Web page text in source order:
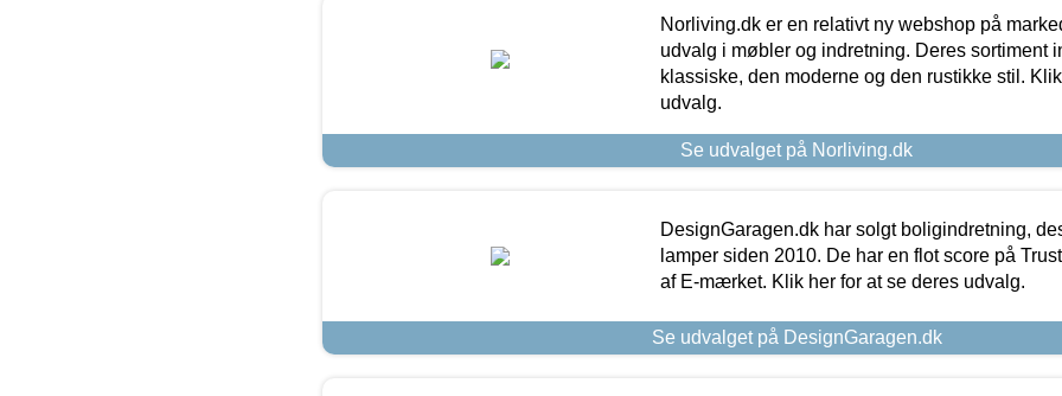
Norliving.dk er en relativt ny webshop på
udvalg i møbler og indretning. Deres sortiment
klassiske, den moderne og den rustikke stil.
udvalg.
Se udvalget på Norliving.dk
DesignGaragen.dk har solgt boligindretning,
lamper siden 2010. De har en flot score på
af E-mærket. Klik her for at se deres udvalg.
Se udvalget på DesignGaragen.dk